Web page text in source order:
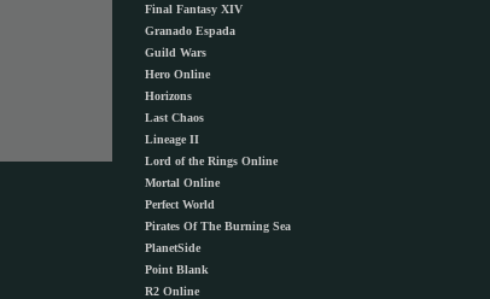
Final Fantasy XIV
Granado Espada
Guild Wars
Hero Online
Horizons
Last Chaos
Lineage II
Lord of the Rings Online
Mortal Online
Perfect World
Pirates Of The Burning Sea
PlanetSide
Point Blank
R2 Online